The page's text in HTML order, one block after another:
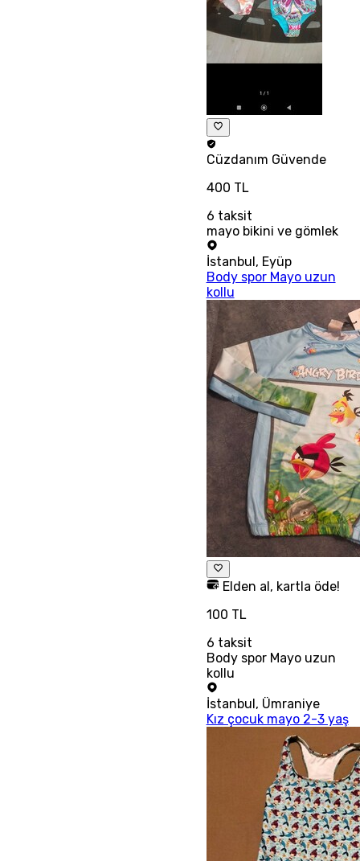
Cüzdanım Güvende
400 TL
6 taksit
mayo bikini ve gömlek
İstanbul, Eyüp
Body spor Mayo uzun
kollu
Elden al, kartla öde!
100 TL
6 taksit
Body spor Mayo uzun
kollu
İstanbul, Ümraniye
Kız çocuk mayo 2-3 yaş